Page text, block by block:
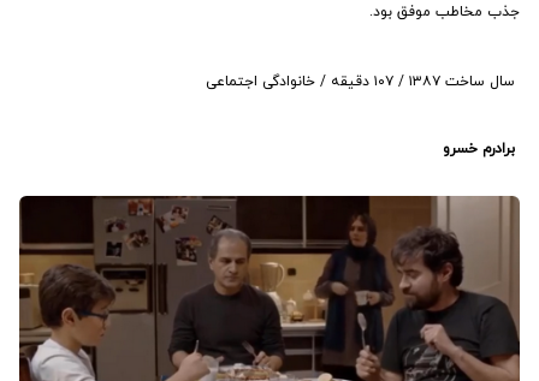
جذب مخاطب موفق بود.
سال ساخت ۱۳۸۷ / ۱۰۷ دقیقه / خانوادگی اجتماعی
برادرم خسرو